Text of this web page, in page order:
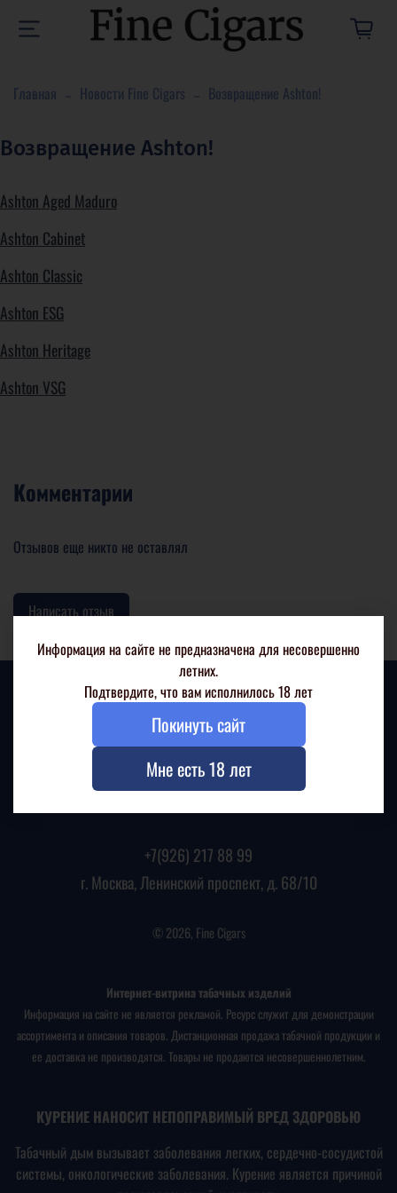
Главная Новости Fine Cigars Возвращение Ashton!
Возвращение Ashton!
Ashton Aged Maduro
Ashton Cabinet
Ashton Classic
Ashton ESG
Ashton Heritage
Ashton VSG
Комментарии
Отзывов еще никто не оставлял
Написать отзыв
+7(926) 217 88 99
г. Москва, Ленинский проспект, д. 68/10
© 2026, Fine Cigars
Интернет-витрина табачных изделий
Информация на сайте не является рекламой. Ресурс служит для демонстрации
ассортимента и описания товаров. Дистанционная продажа табачной продукции и
ее доставка не производятся. Товары не продаются несовершеннолетним.
КУРЕНИЕ НАНОСИТ НЕПОПРАВИМЫЙ ВРЕД ЗДОРОВЬЮ
Табачный дым вызывает заболевания легких, сердечно-сосудистой
системы, онкологические заболевания. Курение является причиной
Информация на сайте не предназначена для несовершенно
летних.
Подтвердите, что вам исполнилось 18 лет
Покинуть сайт
Мне есть 18 лет